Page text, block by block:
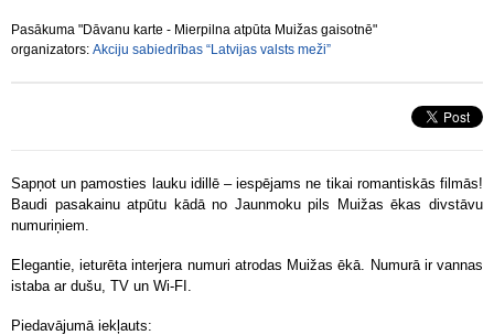
Pasākuma "Dāvanu karte - Mierpilna atpūta Muižas gaisotnē"
organizators: Akciju sabiedrības “Latvijas valsts meži”
Sapņot un pamosties lauku idillē – iespējams ne tikai romantiskās filmās!
Baudi pasakainu atpūtu kādā no Jaunmoku pils Muižas ēkas divstāvu
numuriņiem.
Elegantie, ieturēta interjera numuri atrodas Muižas ēkā. Numurā ir vannas
istaba ar dušu, TV un Wi-FI.
Piedavājumā iekļauts: